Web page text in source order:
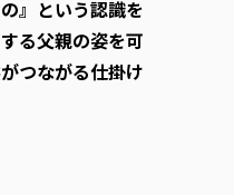
』という認識を
る父親の姿を可
つながる仕掛け